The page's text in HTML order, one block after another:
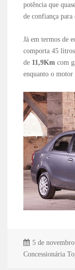
potência que
de confiança para
Já em termos de
comporta 45
de 11,9Km com
enquanto o motor
5 de
Concessionária